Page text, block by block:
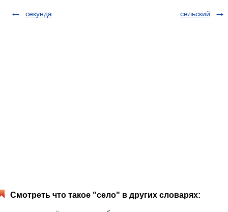
секунда сельский
Смотреть что такое "село" в других словарях: